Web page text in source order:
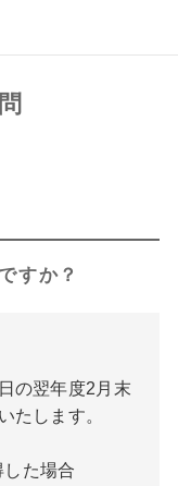
すか？
の翌年度2月末
たします。
た場合